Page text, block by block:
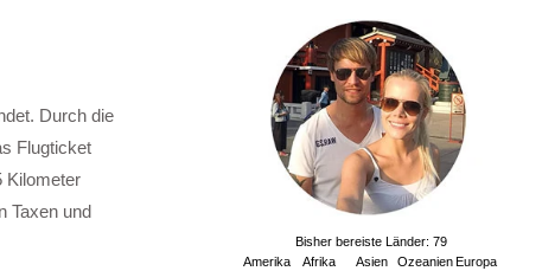
Durch die
Flugticket
Kilometer
Taxen und
Bisher bereiste Länder: 79
Amerika
Afrika Asien Ozeanien Europa